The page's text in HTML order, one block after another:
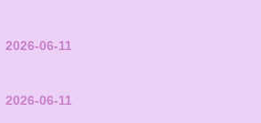
2026-06-11
2026-06-11